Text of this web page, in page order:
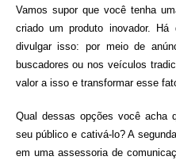
Vamos supor que você tenha
criado um produto inovador.
divulgar isso: por meio de
buscadores ou nos veículos
valor a isso e transformar esse
Qual dessas opções você acha
seu público e cativá-lo? A
em uma assessoria de